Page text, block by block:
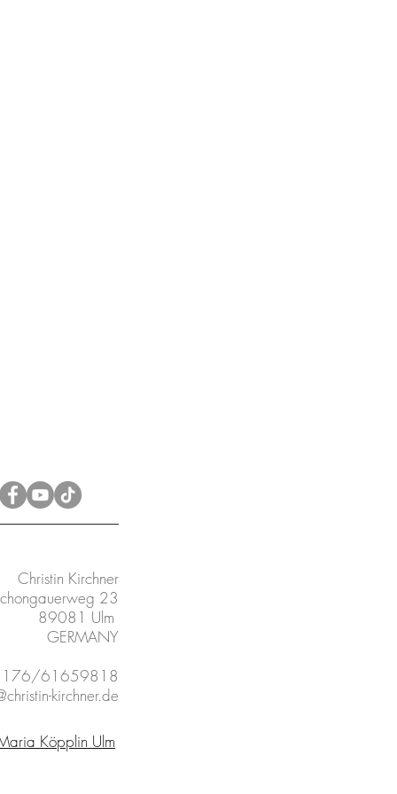
Christin Kirchner
23
89081 Ulm
GERMANY
176/61659818
kirchner.de
Köpplin Ulm